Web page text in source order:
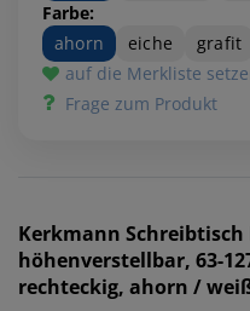
Farbe:
ahorn
eiche
grafit
auf die Merkliste
Frage zum Produkt
Kerkmann Schreibtisch
höhenverstellbar, 63-
rechteckig, ahorn /